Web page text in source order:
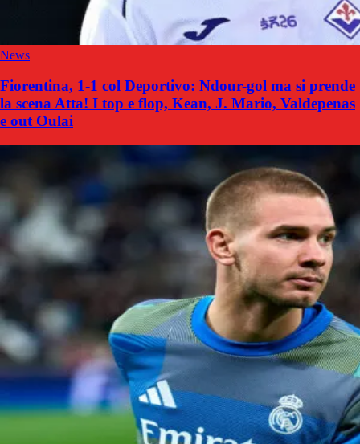
News
Fiorentina, 1-1 col Deportivo: Ndour-gol ma si prende
la scena Atta! I top e flop, Kean, J. Mario, Valdepenas
e out Oulai